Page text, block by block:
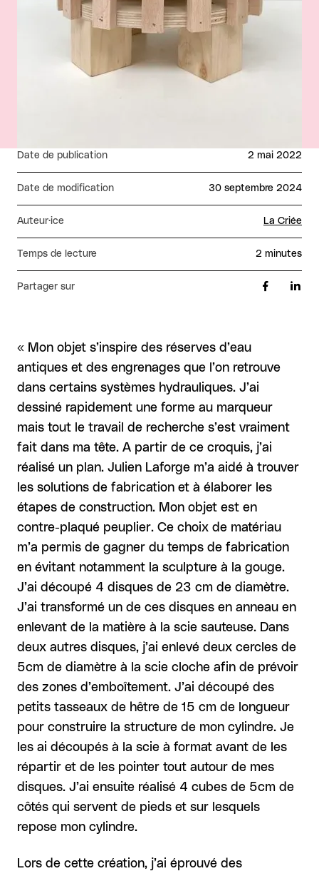
Date de publication 2 mai 2022
Date de modification 30 septembre 2024
Auteur·ice La Criée
Temps de lecture 2 minutes
Partager sur
« Mon objet s’inspire des réserves d’eau
antiques et des engrenages que l’on retrouve
dans certains systèmes hydrauliques. J’ai
dessiné rapidement une forme au marqueur
mais tout le travail de recherche s’est vraiment
fait dans ma tête. A partir de ce croquis, j’ai
réalisé un plan. Julien Laforge m’a aidé à trouver
les solutions de fabrication et à élaborer les
étapes de construction. Mon objet est en
contre-plaqué peuplier. Ce choix de matériau
m’a permis de gagner du temps de fabrication
en évitant notamment la sculpture à la gouge.
J’ai découpé 4 disques de 23 cm de diamètre.
J’ai transformé un de ces disques en anneau en
enlevant de la matière à la scie sauteuse. Dans
deux autres disques, j’ai enlevé deux cercles de
5cm de diamètre à la scie cloche afin de prévoir
des zones d’emboîtement. J’ai découpé des
petits tasseaux de hêtre de 15 cm de longueur
pour construire la structure de mon cylindre. Je
les ai découpés à la scie à format avant de les
répartir et de les pointer tout autour de mes
disques. J’ai ensuite réalisé 4 cubes de 5cm de
côtés qui servent de pieds et sur lesquels
repose mon cylindre.
Lors de cette création, j’ai éprouvé des